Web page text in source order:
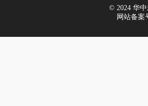
© 2024 华中
网站备案